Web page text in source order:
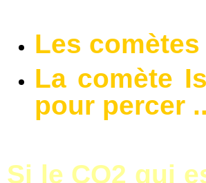
Les
La comète
pour percer
Si le CO2 qui